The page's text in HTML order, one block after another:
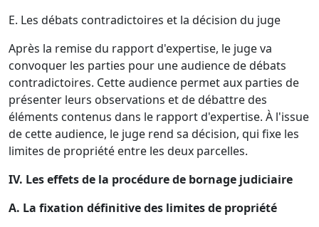
E. Les débats contradictoires et la décision du juge
Après la remise du rapport d'expertise, le juge va
convoquer les parties pour une audience de débats
contradictoires. Cette audience permet aux parties de
présenter leurs observations et de débattre des
éléments contenus dans le rapport d'expertise. À l'issue
de cette audience, le juge rend sa décision, qui fixe les
limites de propriété entre les deux parcelles.
IV. Les effets de la procédure de bornage judiciaire
A. La fixation définitive des limites de propriété